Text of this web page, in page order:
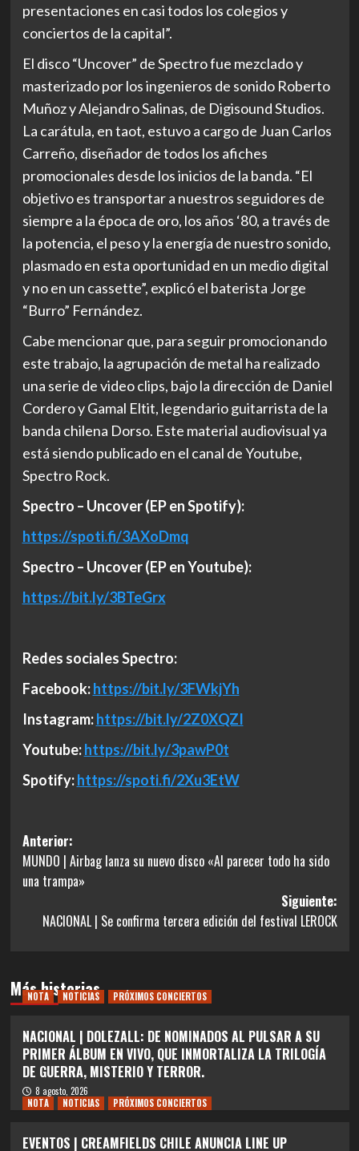
presentaciones en casi todos los colegios y
conciertos de la capital”.
El disco “Uncover” de Spectro fue mezclado y
masterizado por los ingenieros de sonido Roberto
Muñoz y Alejandro Salinas, de Digisound Studios.
La carátula, en taot, estuvo a cargo de Juan Carlos
Carreño, diseñador de todos los afiches
promocionales desde los inicios de la banda. “El
objetivo es transportar a nuestros seguidores de
siempre a la época de oro, los años ‘80, a través de
la potencia, el peso y la energía de nuestro sonido,
plasmado en esta oportunidad en un medio digital
y no en un cassette”, explicó el baterista Jorge
“Burro” Fernández.
Cabe mencionar que, para seguir promocionando
este trabajo, la agrupación de metal ha realizado
una serie de video clips, bajo la dirección de Daniel
Cordero y Gamal Eltit, legendario guitarrista de la
banda chilena Dorso. Este material audiovisual ya
está siendo publicado en el canal de Youtube,
Spectro Rock.
Spectro – Uncover (EP en Spotify):
https://spoti.fi/3AXoDmq
Spectro – Uncover (EP en Youtube):
https://bit.ly/3BTeGrx
Redes sociales Spectro:
Facebook: https://bit.ly/3FWkjYh
Instagram:https://bit.ly/2Z0XQZI
Youtube:https://bit.ly/3pawP0t
Spotify:https://spoti.fi/2Xu3EtW
Navegación
de
entradas
Anterior:
MUNDO | Airbag lanza su nuevo disco «Al parecer todo ha sido
una trampa»
Siguiente:
NACIONAL | Se confirma tercera edición del festival LEROCK
Más historias
NOTA NOTICIAS PRÓXIMOS CONCIERTOS
NACIONAL | DOLEZALL: DE NOMINADOS AL PULSAR A SU
PRIMER ÁLBUM EN VIVO, QUE INMORTALIZA LA TRILOGÍA
DE GUERRA, MISTERIO Y TERROR.
8 agosto, 2026
NOTA
NOTICIAS PRÓXIMOS CONCIERTOS
EVENTOS | CREAMFIELDS CHILE ANUNCIA LINE UP